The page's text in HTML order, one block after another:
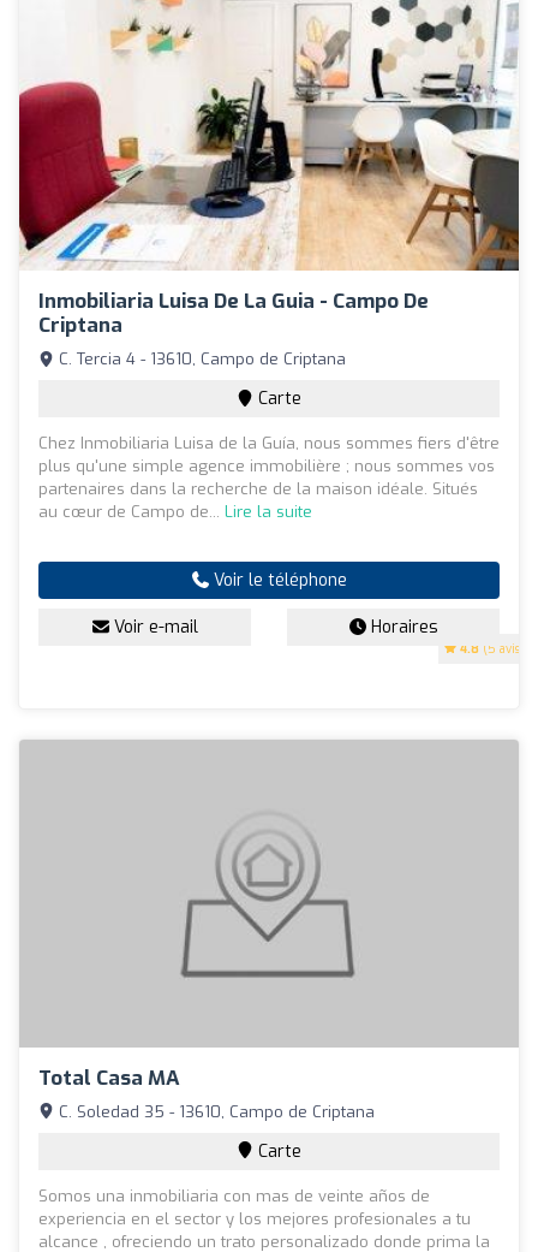
Inmobiliaria Luisa De La Guia - Campo De
Criptana
4.8 (5 avis)
C. Tercia 4 - 13610, Campo de Criptana
Carte
Chez Inmobiliaria Luisa de la Guía, nous sommes fiers d'être
plus qu'une simple agence immobilière ; nous sommes vos
partenaires dans la recherche de la maison idéale. Situés
au cœur de Campo de... Lire la suite
Voir le téléphone
Voir e-mail Horaires
Total Casa MA
C. Soledad 35 - 13610, Campo de Criptana
Carte
Somos una inmobiliaria con mas de veinte años de
experiencia en el sector y los mejores profesionales a tu
alcance , ofreciendo un trato personalizado donde prima la